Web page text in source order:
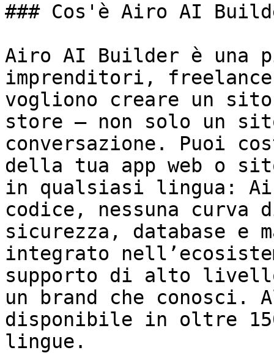
### Cos'è Airo AI
Airo AI Builder è una
imprenditori,
vogliono creare un
store — non solo un
conversazione. Puoi
della tua app web o
in qualsiasi lingua:
codice, nessuna curva
sicurezza, database
integrato
supporto di alto
un brand che conosci.
disponibile in oltre
lingue.